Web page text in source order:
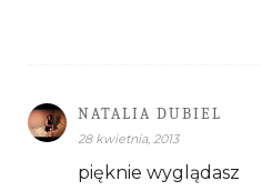
NATALIA DUBIEL
28 kwietnia, 2013
pięknie wyglądasz